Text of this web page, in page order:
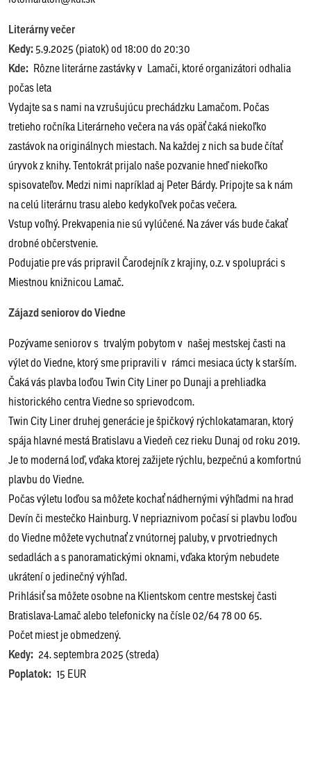
Literárny večer
Kedy:5.9.2025 (piatok) od 18:00 do 20:30
Kde: Rôzne literárne zastávky v Lamači, ktoré organizátori odhalia
počas leta
Vydajte sa s nami na vzrušujúcu prechádzku Lamačom. Počas
tretieho ročníka Literárneho večera na vás opäť čaká niekoľko
zastávok na originálnych miestach. Na každej z nich sa bude čítať
úryvok z knihy. Tentokrát prijalo naše pozvanie hneď niekoľko
spisovateľov. Medzi nimi napríklad aj Peter Bárdy. Pripojte sa k nám
na celú literárnu trasu alebo kedykoľvek počas večera.
Vstup voľný. Prekvapenia nie sú vylúčené. Na záver vás bude čakať
drobné občerstvenie.
Podujatie pre vás pripravil Čarodejník z krajiny, o.z. v spolupráci s
Miestnou knižnicou Lamač.
Zájazd seniorov do Viedne
Pozývame seniorov s trvalým pobytom v našej mestskej časti na
výlet do Viedne, ktorý sme pripravili v rámci mesiaca úcty k starším.
Čaká vás plavba loďou Twin City Liner po Dunaji a prehliadka
historického centra Viedne so sprievodcom.
Twin City Liner druhej generácie je špičkový rýchlokatamaran, ktorý
spája hlavné mestá Bratislavu a Viedeň cez rieku Dunaj od roku 2019.
Je to moderná loď, vďaka ktorej zažijete rýchlu, bezpečnú a komfortnú
plavbu do Viedne.
Počas výletu loďou sa môžete kochať nádhernými výhľadmi na hrad
Devín či mestečko Hainburg. V nepriaznivom počasí si plavbu loďou
do Viedne môžete vychutnať z vnútornej paluby, v prvotriednych
sedadlách a s panoramatickými oknami, vďaka ktorým nebudete
ukrátení o jedinečný výhľad.
Prihlásiť sa môžete osobne na Klientskom centre mestskej časti
Bratislava-Lamač alebo telefonicky na čísle 02/64 78 00 65.
Počet miest je obmedzený.
Kedy: 24. septembra 2025 (streda)
Poplatok: 15 EUR